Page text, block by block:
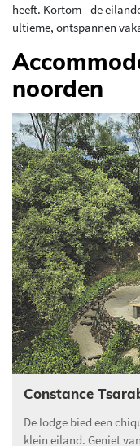
heeft. Kortom - de
ultieme, ontspannen
noorden
Constance
De lodge bied een
klein eiland. Geniet